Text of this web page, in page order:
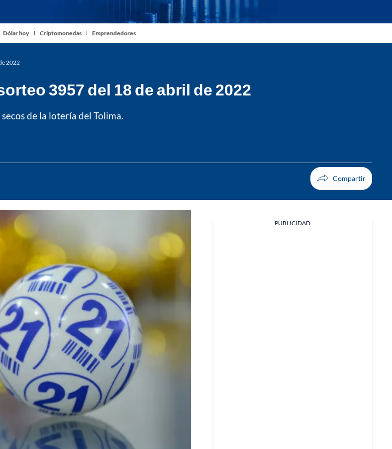
Dólar hoy Criptomonedas Emprendedores
2022
3957 del 18 de abril de 2022
de la lotería del Tolima.
PUBLICIDAD